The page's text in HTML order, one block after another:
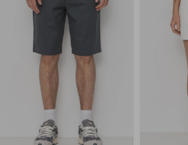
30; 31; 32; 33; 34